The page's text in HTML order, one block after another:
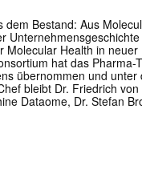
dem Bestand: Aus
Molecular Health in neuer
hat das Pharma-
übernommen und
bleibt Dr. Friedrich
Dataome, Dr. Stefan